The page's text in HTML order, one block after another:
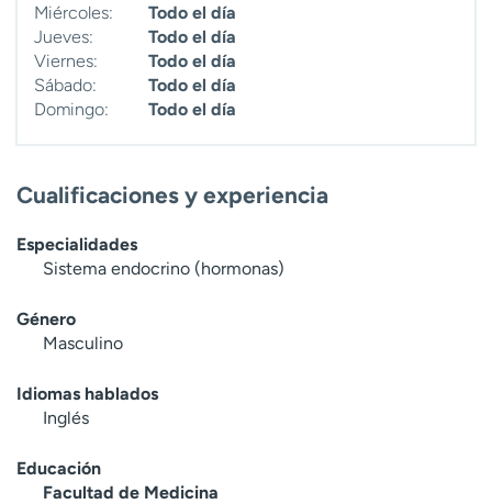
Miércoles:
Todo el día
Jueves:
Todo el día
Viernes:
Todo el día
Sábado:
Todo el día
Domingo:
Todo el día
Cualificaciones y experiencia
Especialidades
Sistema endocrino (hormonas)
Género
Masculino
Idiomas hablados
Inglés
Educación
Facultad de Medicina